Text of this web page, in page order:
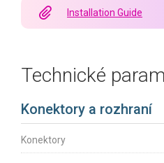
Installation Guide
Technické
Konektory a rozhraní
Konektory